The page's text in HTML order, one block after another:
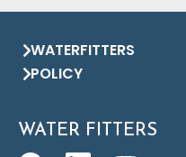
WATERFITTERS
POLICY
WATER FITTERS